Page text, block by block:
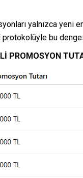
yalnızca
protokolüyle bu
PROMOSYON